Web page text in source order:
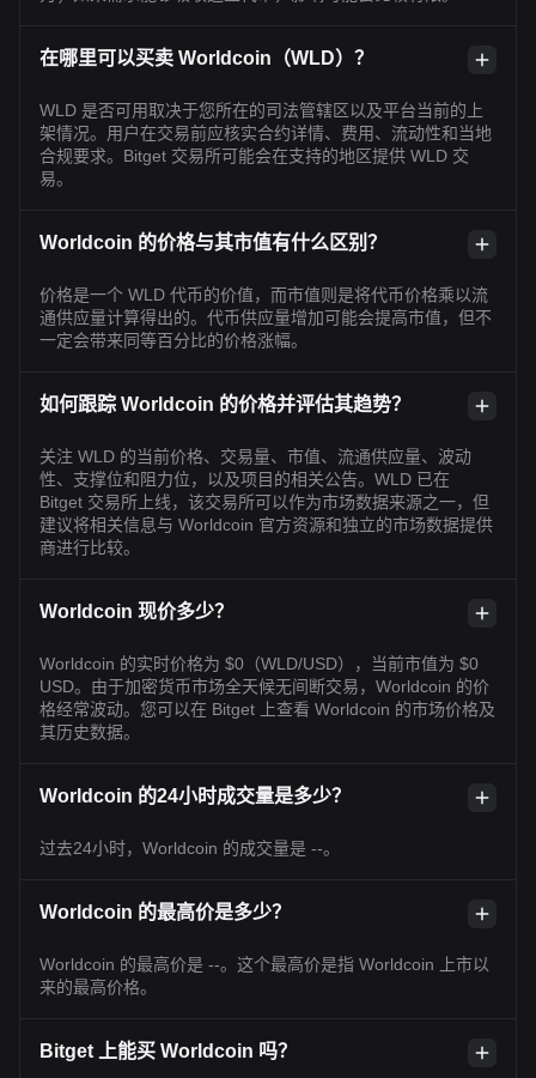
在哪里可以买卖 Worldcoin（WLD）？
WLD 是否可用取决于您所在的司法管辖区以及平台当前的上
架情况。用户在交易前应核实合约详情、费用、流动性和当地
合规要求。Bitget 交易所可能会在支持的地区提供 WLD 交
易。
Worldcoin 的价格与其市值有什么区别？
价格是一个 WLD 代币的价值，而市值则是将代币价格乘以流
通供应量计算得出的。代币供应量增加可能会提高市值，但不
一定会带来同等百分比的价格涨幅。
如何跟踪 Worldcoin 的价格并评估其趋势？
关注 WLD 的当前价格、交易量、市值、流通供应量、波动
性、支撑位和阻力位，以及项目的相关公告。WLD 已在
Bitget 交易所上线，该交易所可以作为市场数据来源之一，但
建议将相关信息与 Worldcoin 官方资源和独立的市场数据提供
商进行比较。
Worldcoin 现价多少？
Worldcoin 的实时价格为 $0（WLD/USD），当前市值为 $0
USD。由于加密货币市场全天候无间断交易，Worldcoin 的价
格经常波动。您可以在 Bitget 上查看 Worldcoin 的市场价格及
其历史数据。
Worldcoin 的24小时成交量是多少？
过去24小时，Worldcoin 的成交量是 --。
Worldcoin 的最高价是多少？
Worldcoin 的最高价是 --。这个最高价是指 Worldcoin 上市以
来的最高价格。
Bitget 上能买 Worldcoin 吗？